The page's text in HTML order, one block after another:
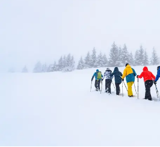
Winterwanderung
Hütteneinkehr
Spaß
Allgäuer Rodelgaudi : Der
Kappel bietet
nur eine erstklassige